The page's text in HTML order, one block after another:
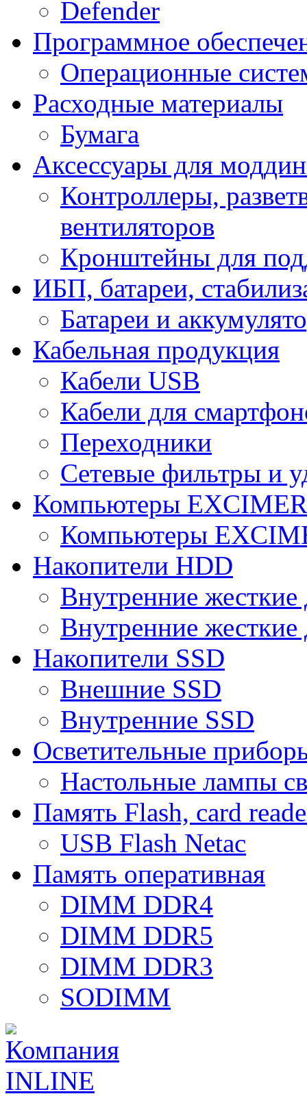
Defender
Программное
Операционные
Расходные материалы
Бумага
Аксессуары для
Контроллеры,
вентиляторов
Кронштейны для
ИБП, батареи,
Батареи и
Кабельная продукция
Кабели USB
Кабели для
Переходники
Сетевые фильтры и
Компьютеры
Компьютеры
Накопители HDD
Внутренние
Внутренние
Накопители SSD
Внешние SSD
Внутренние SSD
Осветительные
Настольные лампы
Память Flash, card
USB Flash Netac
Память оперативная
DIMM DDR4
DIMM DDR5
DIMM DDR3
SODIMM